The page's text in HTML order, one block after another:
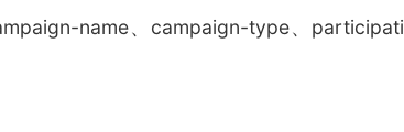
name、campaign-type、